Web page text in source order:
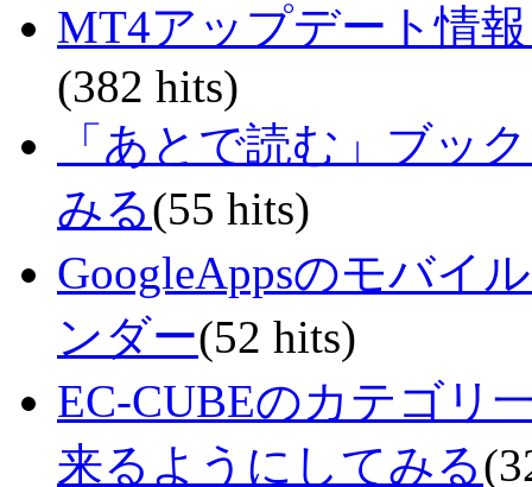
MT4アップデート情
(382 hits)
「あとで読む」ブッ
みる(55 hits)
GoogleAppsのモバイ
ンダー(52 hits)
EC-CUBEのカテゴリ
来るようにしてみる